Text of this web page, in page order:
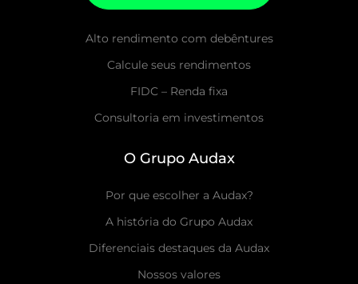
Alto rendimento com debêntures
Calcule seus rendimentos
FIDC – Renda fixa
Consultoria em investimentos
O Grupo Audax
Por que escolher a Audax?
A história do Grupo Audax
Diferenciais destaques da Audax
Nossos valores